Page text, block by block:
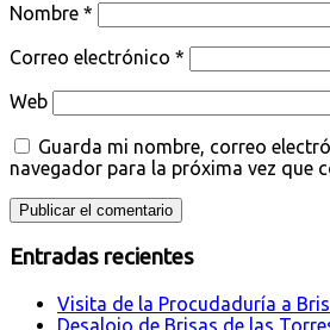
Nombre *
Correo electrónico *
Web
Guarda mi nombre, correo
navegador para la próxima vez que
Entradas recientes
Visita de la Procudaduría a
Desalojo de Brisas de las